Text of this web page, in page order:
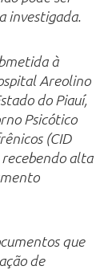
investigada.
à
Areolino
do Piauí,
Psicótico
(CID
alta
que
de